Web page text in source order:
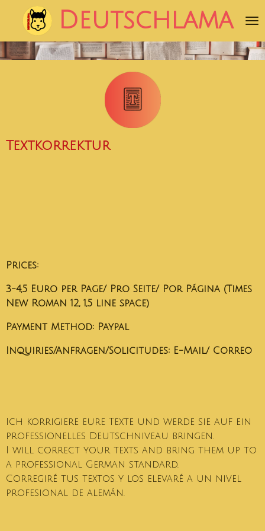
Zum
Hauptinhalt
springen
Deutschlama
Textkorrektur
Prices:
3-4,5 Euro per Page/ Pro Seite/ Por Página (Times
New Roman 12, 1,5 line space)
Payment Method: Paypal
Inquiries/Anfragen/Solicitudes: E-Mail/ Correo
Ich korrigiere eure Texte und werde sie auf ein
professionelles Deutschniveau bringen.
I will correct your texts and bring them up to
a professional German standard.
Corregiré tus textos y los elevaré a un nivel
profesional de alemán.